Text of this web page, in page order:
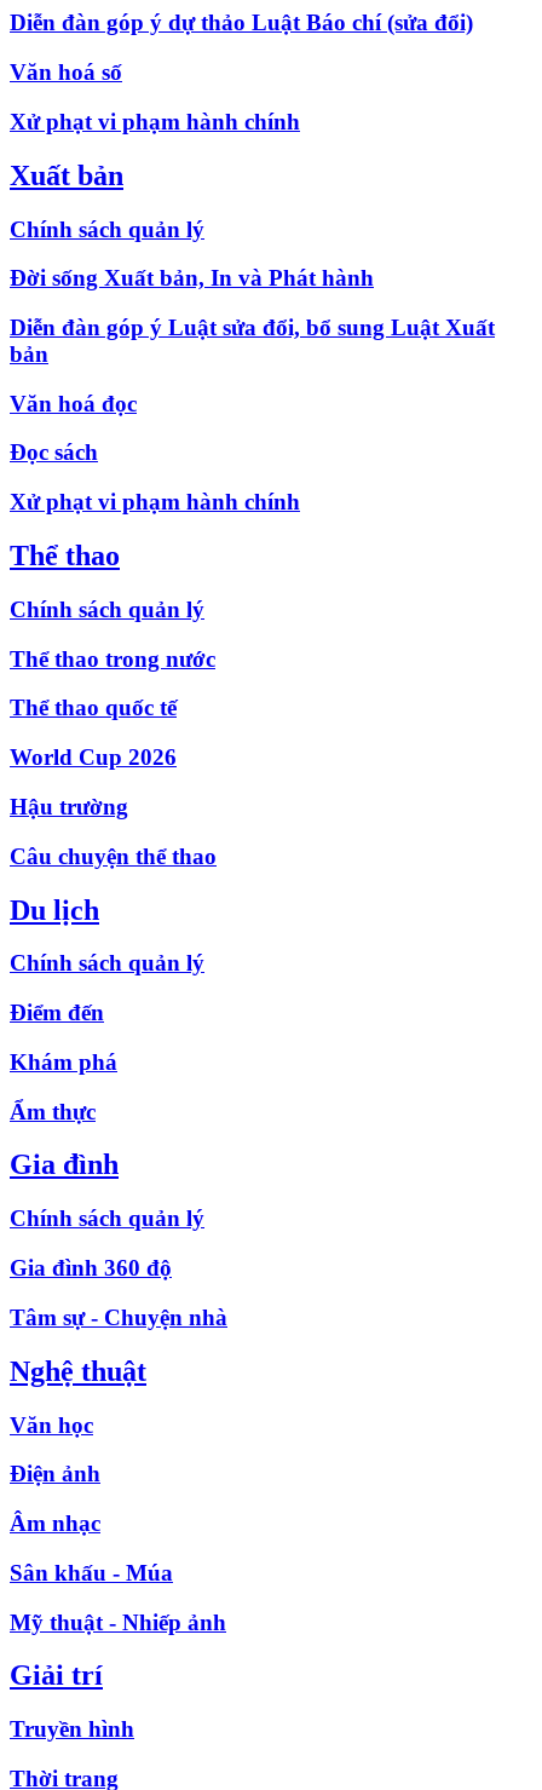
Diễn đàn góp ý dự thảo Luật Báo chí (sửa đổi)
Văn hoá số
Xử phạt vi phạm hành chính
Xuất bản
Chính sách quản lý
Đời sống Xuất bản, In và Phát hành
Diễn đàn góp ý Luật sửa đổi, bổ sung Luật Xuất
bản
Văn hoá đọc
Đọc sách
Xử phạt vi phạm hành chính
Thể thao
Chính sách quản lý
Thể thao trong nước
Thể thao quốc tế
World Cup 2026
Hậu trường
Câu chuyện thể thao
Du lịch
Chính sách quản lý
Điểm đến
Khám phá
Ẩm thực
Gia đình
Chính sách quản lý
Gia đình 360 độ
Tâm sự - Chuyện nhà
Nghệ thuật
Văn học
Điện ảnh
Âm nhạc
Sân khấu - Múa
Mỹ thuật - Nhiếp ảnh
Giải trí
Truyền hình
Thời trang